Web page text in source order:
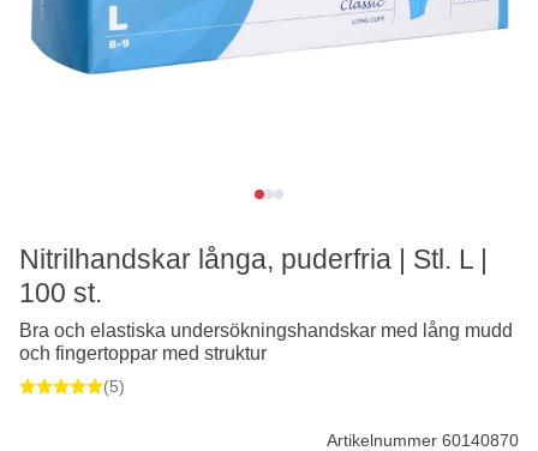
Artikelnummer 60140870
Nitrilhandskar långa, puderfria | Stl. L |
100 st.
Bra och elastiska undersökningshandskar med lång mudd
och fingertoppar med struktur
(5)